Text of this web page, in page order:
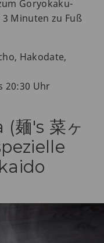
Goryokaku-
Minuten zu Fuß
Hakodate,
20:30 Uhr
麺's 菜ヶ